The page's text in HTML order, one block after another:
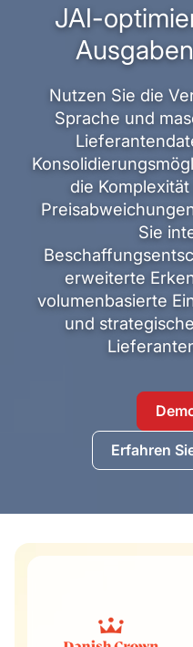
JAI-
Nutzen Sie die
Sprache und
die
Sie
erweiterte
volumenbasierte
und
Erfahren